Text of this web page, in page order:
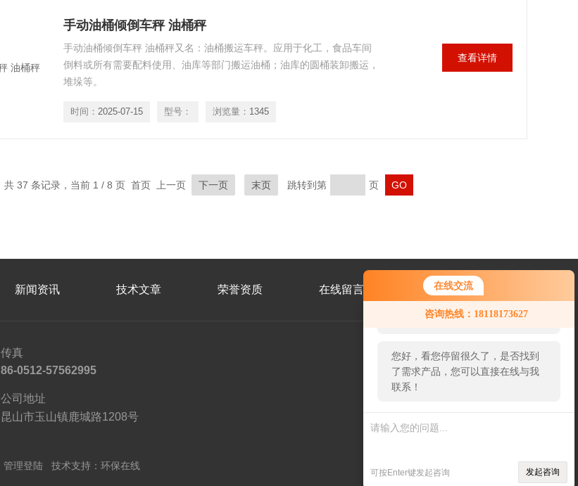
在线交流
咨询热线：18118173627
您好！欢迎前来咨询，很高兴为您
服务，请问您要咨询什么问题呢？
您好，看您停留很久了，是否找到
了需求产品，您可以直接在线与我
联系！
可按Enter键发起咨询 发起咨询
手动油桶倾倒车秤 油桶秤
手动油桶倾倒车秤 油桶秤又名：油桶搬运车秤。应用于化工，食品车间
倒料或所有需要配料使用、油库等部门搬运油桶；油库的圆桶装卸搬运，
堆垛等。
时间： 2025-07-15 型号： 浏览量： 1345
查看详情
共 37 条记录，当前 1 / 8 页 首页 上一页 下一页 末页 跳转到第 页
新闻资讯 技术文章 荣誉资质 在线留言 联系我们
传真
86-0512-57562995
公司地址
昆山市玉山镇鹿城路1208号
管理登陆 技术支持： 环保在线
公
众
码